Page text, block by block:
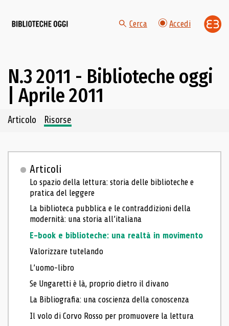
Cerca Accedi
N.3 2011 - Biblioteche oggi
| Aprile 2011
Navigazione dei contenuti del fascicolo
Articolo Risorse
Articoli
Lo spazio della lettura: storia delle biblioteche e
pratica del leggere
La biblioteca pubblica e le contraddizioni della
modernità: una storia all’italiana
E-book e biblioteche: una realtà in movimento
Valorizzare tutelando
L’uomo-libro
Se Ungaretti è là, proprio dietro il divano
La Bibliografia: una coscienza della conoscenza
Il volo di Corvo Rosso per promuovere la lettura